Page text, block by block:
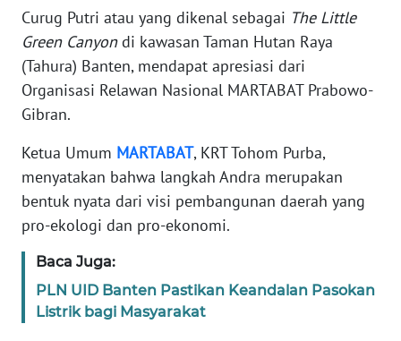
Curug Putri atau yang dikenal sebagai The Little
Green Canyondi kawasan Taman Hutan Raya
(Tahura) Banten, mendapat apresiasi dari
Organisasi Relawan Nasional MARTABAT Prabowo-
Gibran.
Ketua Umum MARTABAT, KRT Tohom Purba,
menyatakan bahwa langkah Andra merupakan
bentuk nyata dari visi pembangunan daerah yang
pro-ekologi dan pro-ekonomi.
Baca Juga:
PLN UID Banten Pastikan Keandalan Pasokan
Listrik bagi Masyarakat
DISCLAIMER
Wahana
News
Regional
WN
SUMUT
WN
JAKARTA
WN
JABAR